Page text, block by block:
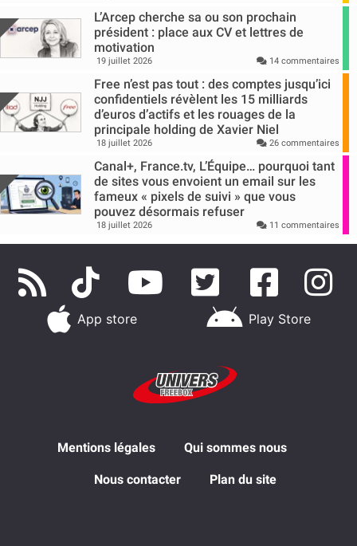
L’Arcep cherche sa ou son prochain
président : place aux CV et lettres de
motivation
19 juillet 2026 14 commentaires
Free n’est pas tout : des comptes jusqu’ici
confidentiels révèlent les 15 milliards
d’euros d’actifs et les rouages de la
principale holding de Xavier Niel
18 juillet 2026 26 commentaires
Canal+, France.tv, L’Équipe… pourquoi tant
de sites vous envoient un email sur les
fameux « pixels de suivi » que vous
pouvez désormais refuser
18 juillet 2026 11 commentaires
App store Play Store
Mentions légales Qui sommes nous
Nous contacter Plan du site